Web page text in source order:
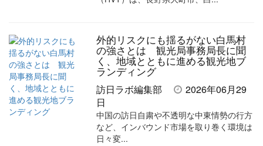
追
加
外的リスクにも揺るがない白馬村
の強さとは 観光局事務局長に聞
く、地域とともに進める観光地ブ
ランディング
訪日ラボ編集部
2026年06月29
日
中国の訪日自粛や不透明な中東情勢の行方
など、インバウンド市場を取り巻く環境は
日々変...